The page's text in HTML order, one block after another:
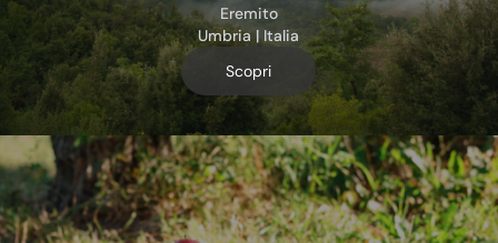
Eremito
Umbria | Italia
Scopri